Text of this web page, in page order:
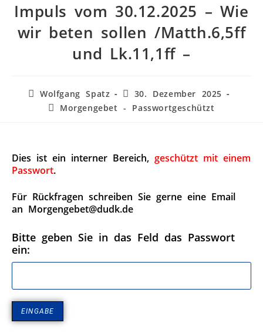
Impuls vom 30.12.2025 – Wie
wir beten sollen /Matth.6,5ff
und Lk.11,1ff –
Wolfgang Spatz
30. Dezember 2025
Morgengebet - Passwortgeschützt
Dies ist ein interner Bereich, geschützt mit einem
Passwort.
Für Rückfragen schreiben Sie gerne eine Email
an Morgengebet@dudk.de
Bitte geben Sie in das Feld das Passwort
ein: